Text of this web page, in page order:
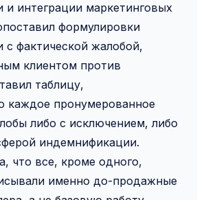
и интеграции маркетинговых
формулировки
фактической жалобой,
клиентом против
таблицу,
каждое пронумерованное
либо с исключением, либо
индемнификации.
что все, кроме одного,
именно до-продажные